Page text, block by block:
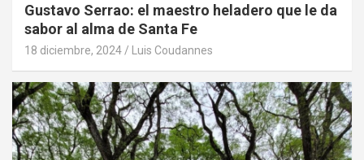
Gustavo Serrao: el maestro heladero que le da
sabor al alma de Santa Fe
18 diciembre, 2024 Luis Coudannes